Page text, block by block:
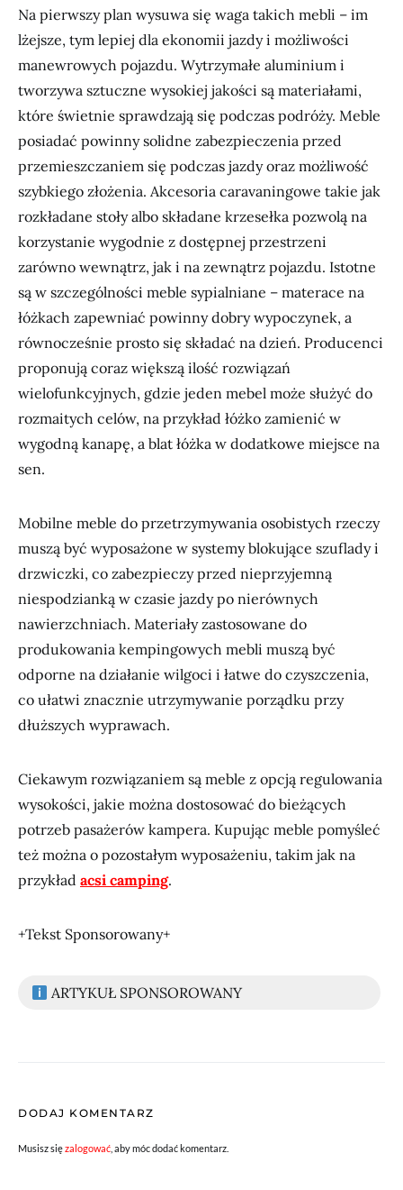
Na pierwszy plan wysuwa się waga takich mebli – im
lżejsze, tym lepiej dla ekonomii jazdy i możliwości
manewrowych pojazdu. Wytrzymałe aluminium i
tworzywa sztuczne wysokiej jakości są materiałami,
które świetnie sprawdzają się podczas podróży. Meble
posiadać powinny solidne zabezpieczenia przed
przemieszczaniem się podczas jazdy oraz możliwość
szybkiego złożenia. Akcesoria caravaningowe takie jak
rozkładane stoły albo składane krzesełka pozwolą na
korzystanie wygodnie z dostępnej przestrzeni
zarówno wewnątrz, jak i na zewnątrz pojazdu. Istotne
są w szczególności meble sypialniane – materace na
łóżkach zapewniać powinny dobry wypoczynek, a
równocześnie prosto się składać na dzień. Producenci
proponują coraz większą ilość rozwiązań
wielofunkcyjnych, gdzie jeden mebel może służyć do
rozmaitych celów, na przykład łóżko zamienić w
wygodną kanapę, a blat łóżka w dodatkowe miejsce na
sen.
Mobilne meble do przetrzymywania osobistych rzeczy
muszą być wyposażone w systemy blokujące szuflady i
drzwiczki, co zabezpieczy przed nieprzyjemną
niespodzianką w czasie jazdy po nierównych
nawierzchniach. Materiały zastosowane do
produkowania kempingowych mebli muszą być
odporne na działanie wilgoci i łatwe do czyszczenia,
co ułatwi znacznie utrzymywanie porządku przy
dłuższych wyprawach.
Ciekawym rozwiązaniem są meble z opcją regulowania
wysokości, jakie można dostosować do bieżących
potrzeb pasażerów kampera. Kupując meble pomyśleć
też można o pozostałym wyposażeniu, takim jak na
przykład acsi camping.
+Tekst Sponsorowany+
ARTYKUŁ SPONSOROWANY
DODAJ KOMENTARZ
Musisz sięzalogować , aby móc dodać komentarz.